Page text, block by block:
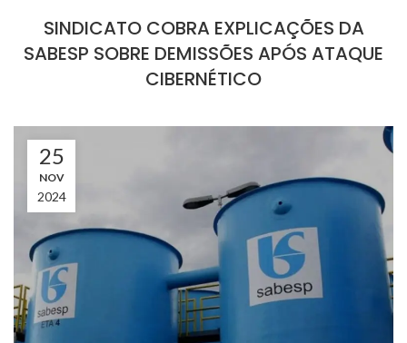
SINDICATO COBRA EXPLICAÇÕES DA
SABESP SOBRE DEMISSÕES APÓS ATAQUE
CIBERNÉTICO
25
NOV
2024